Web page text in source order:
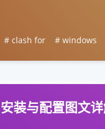
clash for windows
装与配置图文